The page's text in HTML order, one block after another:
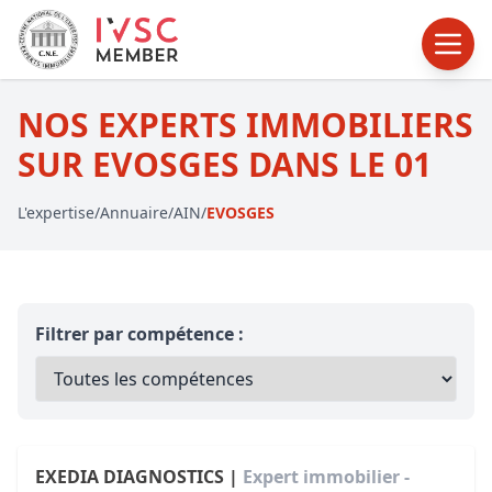
NOS EXPERTS IMMOBILIERS
SUR EVOSGES DANS LE 01
L'expertise/Annuaire/AIN/EVOSGES
Filtrer par compétence :
EXEDIA DIAGNOSTICS | Expert immobilier -